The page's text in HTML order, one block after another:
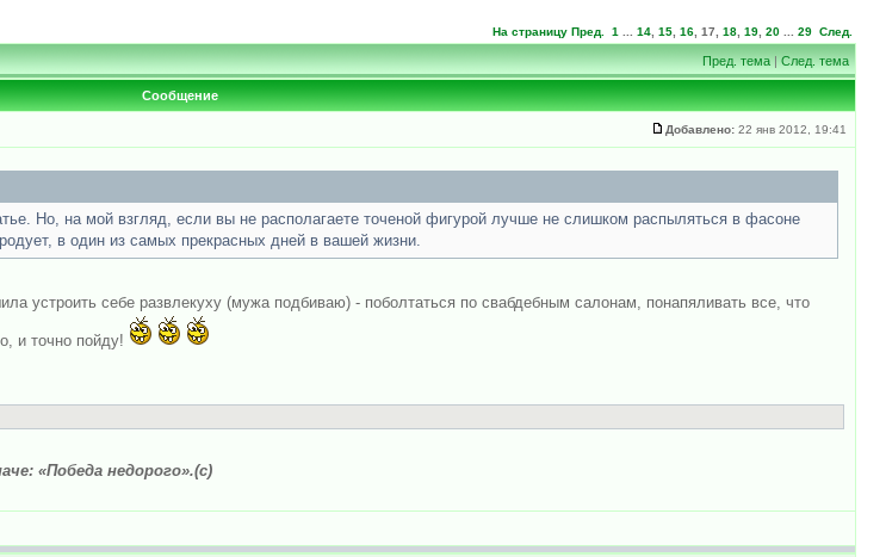
На страницу Пред. 1 14 15 16 17 18 19 20 29 След.
Пред. тема|След. тема
Сообщение
Добавлено: 22 янв 2012, 19:41
Но, на мой взгляд, если вы не располагаете точеной фигурой лучше не слишком распыляться в фасоне
в один из самых прекрасных дней в вашей жизни.
устроить себе развлекуху (мужа подбиваю) - поболтаться по свабдебным салонам, понапяливать все, что
и точно пойду!
«Победа недорого».(с)